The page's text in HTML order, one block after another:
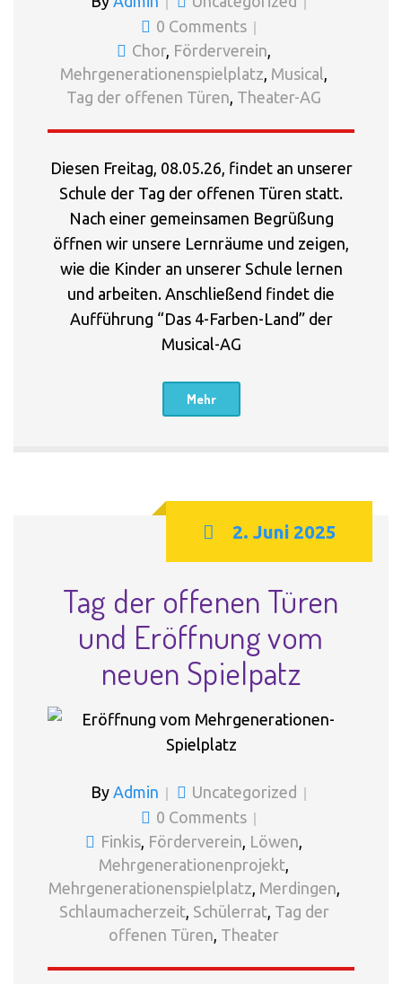
0 Comments
Chor, Förderverein
Mehrgenerationenspielplatz Musical
Tag der offenen Türen Theater-AG
Diesen Freitag, 08.05.26, findet an unserer
Schule der Tag der offenen Türen statt.
Nach einer gemeinsamen Begrüßung
öffnen wir unsere Lernräume und zeigen,
wie die Kinder an unserer Schule lernen
und arbeiten. Anschließend findet die
Aufführung “Das 4-Farben-Land” der
Musical-AG
Mehr
2. Juni 2025
Tag der offenen Türen
und Eröffnung vom
neuen Spielpatz
By Admin
Uncategorized
0 Comments
Finkis Förderverein Löwen
Mehrgenerationenprojekt
Mehrgenerationenspielplatz Merdingen
Schlaumacherzeit, Schülerrat, Tag der
offenen Türen Theater